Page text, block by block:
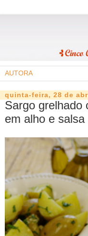
quinta-feira, 28 de
Sargo grelhado
em alho e salsa